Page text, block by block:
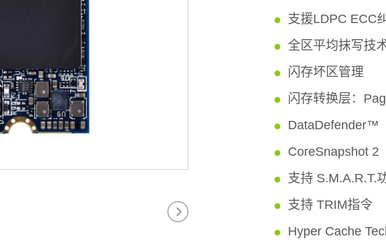
支援LDPC ECC
全区平均抹写技
闪存坏区管理
闪存转换层：
DataDefender™
CoreSnapshot 2
支持 S.M.A.R.T.
支持 TRIM指令
Hyper Cache